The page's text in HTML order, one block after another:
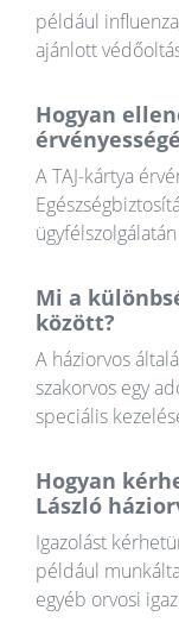
például
ajánlott
Hogyan
A TAJ-kártya
Mi a
között?
A háziorvos
szakorvos egy
speciális
Hogyan
László
Igazolást
például
egyéb orvosi